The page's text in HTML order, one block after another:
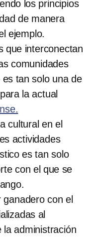
los principios
de manera
ejemplo.
que interconectan
comunidades
tan solo una de
la actual
cultural en el
actividades
es tan solo
con el que se
con el
al
la administración